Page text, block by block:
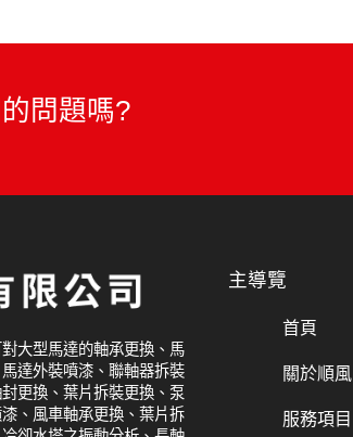
問題嗎?
大型馬達的軸承更換、馬
達外裝噴漆、聯軸器拆裝
更換、葉片拆裝更換、泵
、風車軸承更換、葉片拆
主導覽
首頁
關於順風
服務項目